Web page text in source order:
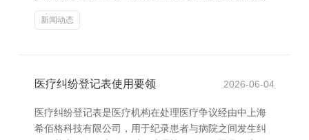
新闻动态
医疗纠纷登记表使用要领 2026-06-04
医疗纠纷登记表是医疗机构在处理医疗争议经由中上海
希佰格科技有限公司，用于纪录患者与病院之间发生纠